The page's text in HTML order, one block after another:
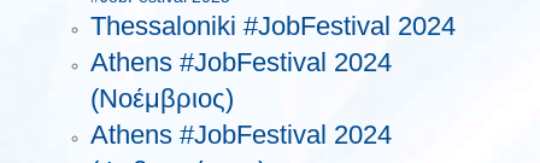
Thessaloniki #JobFestival 2024
Athens #JobFestival 2024
(Νοέμβριος)
Athens #JobFestival 2024